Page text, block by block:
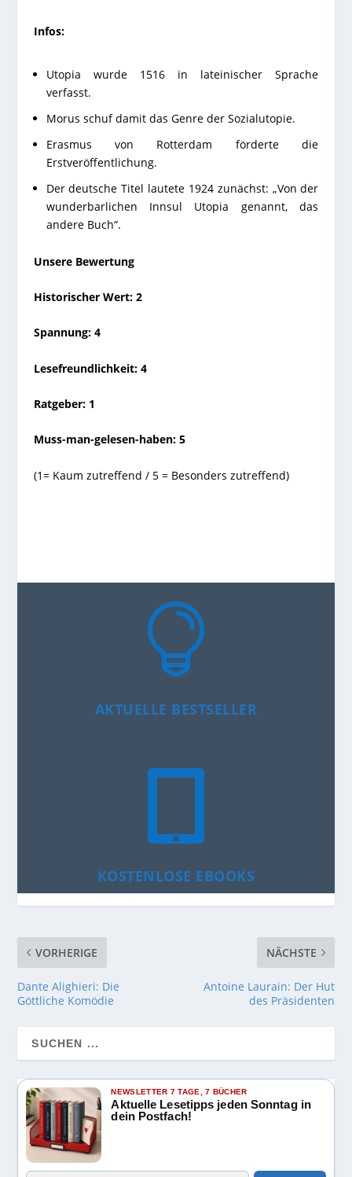
Infos:
Utopia wurde 1516 in lateinischer Sprache
verfasst.
Morus schuf damit das Genre der Sozialutopie.
Erasmus von Rotterdam förderte die
Erstveröffentlichung.
Der deutsche Titel lautete 1924 zunächst: „Von der
wunderbarlichen Innsul Utopia genannt, das
andere Buch“.
Unsere Bewertung
Historischer Wert: 2
Spannung: 4
Lesefreundlichkeit: 4
Ratgeber: 1
Muss-man-gelesen-haben: 5
(1= Kaum zutreffend / 5 = Besonders zutreffend)

AKTUELLE BESTSELLER
KOSTENLOSE EBOOKS
VORHERIGE
Dante Alighieri: Die
Göttliche Komödie
NÄCHSTE
Antoine Laurain: Der Hut
des Präsidenten
NEWSLETTER 7 TAGE, 7 BÜCHER
Aktuelle Lesetipps jeden Sonntag in
dein Postfach!